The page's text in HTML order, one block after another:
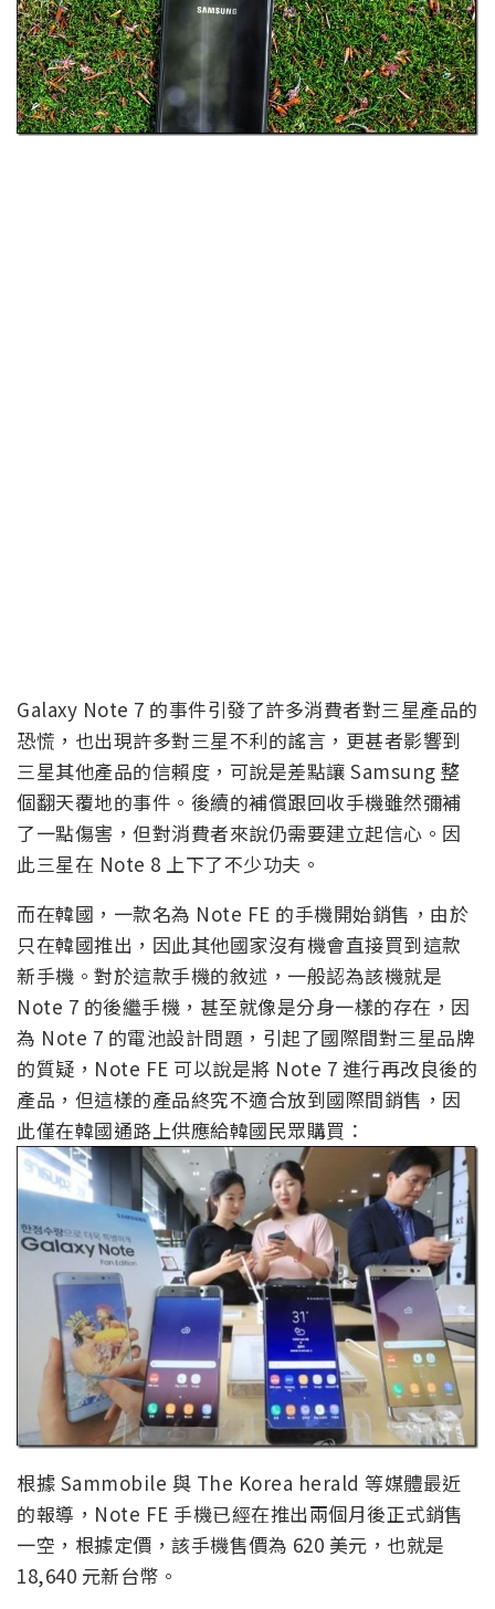
Galaxy Note 7 的事件引發了許多消費者對三星產品的
恐慌，也出現許多對三星不利的謠言，更甚者影響到
三星其他產品的信賴度，可說是差點讓 Samsung 整
個翻天覆地的事件。後續的補償跟回收手機雖然彌補
了一點傷害，但對消費者來說仍需要建立起信心。因
此三星在 Note 8 上下了不少功夫。
而在韓國，一款名為 Note FE 的手機開始銷售，由於
只在韓國推出，因此其他國家沒有機會直接買到這款
新手機。對於這款手機的敘述，一般認為該機就是
Note 7 的後繼手機，甚至就像是分身一樣的存在，因
為 Note 7 的電池設計問題，引起了國際間對三星品牌
的質疑，Note FE 可以說是將 Note 7 進行再改良後的
產品，但這樣的產品終究不適合放到國際間銷售，因
此僅在韓國通路上供應給韓國民眾購買：
根據 Sammobile 與 The Korea herald 等媒體最近
的報導，Note FE 手機已經在推出兩個月後正式銷售
一空，根據定價，該手機售價為 620 美元，也就是
18,640 元新台幣。